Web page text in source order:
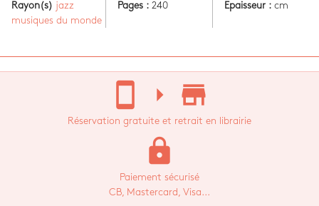
Rayon(s) jazz
musiques du monde
Pages : 240
Epaisseur :cm
stay_current_portrait arrow_right store_mall_directory
Réservation gratuite et retrait en librairie
lock
Paiement sécurisé
CB, Mastercard, Visa...